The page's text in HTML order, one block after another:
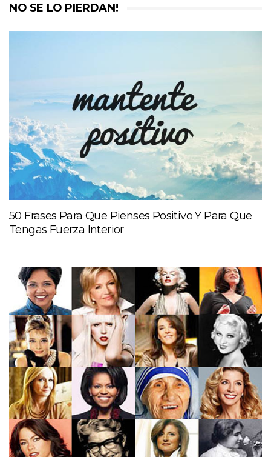
NO SE LO PIERDAN!
50 Frases Para Que Pienses Positivo Y Para Que
Tengas Fuerza Interior